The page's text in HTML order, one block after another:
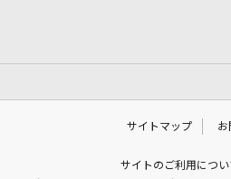
サイトマップ お
サイトのご利用につい